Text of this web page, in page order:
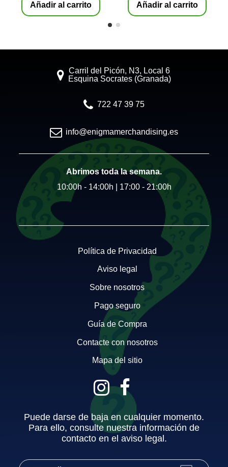
Añadir al carrito Añadir al carrito
Carril del Picón, N3, Local 6
Esquina Socrates (Granada)
722 47 39 75
info@enigmamerchandising.es
Abrimos toda la semana.
10:00h - 14:00h | 17:00 - 21:00h
Política de Privacidad
Aviso legal
Sobre nosotros
Pago seguro
Guía de Compra
Contacte con nosotros
Mapa del sitio
Puede darse de baja en cualquier momento.
Para ello, consulte nuestra información de
contacto en el aviso legal.